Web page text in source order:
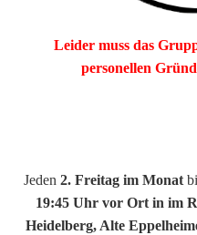
Leider muss das
personellen
Jeden 2. Freitag im Monat
19:45 Uhr vor Ort in im
Heidelberg, Alte